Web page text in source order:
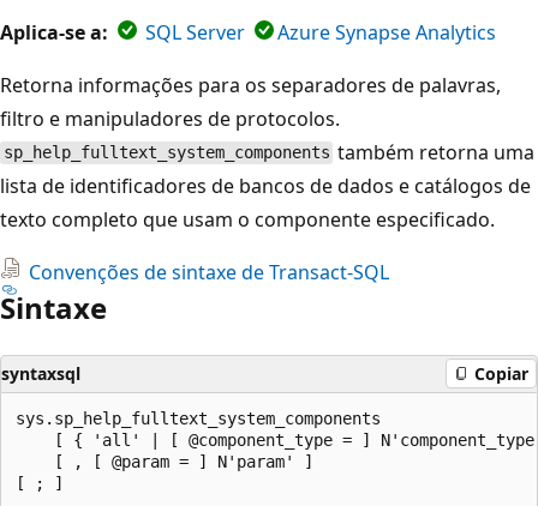
Aplica-se a: SQL Server
Azure Synapse Analytics
Retorna informações para os separadores de palavras,
filtro e manipuladores de protocolos.
sp_help_fulltext_system_components também retorna uma
lista de identificadores de bancos de dados e catálogos de
texto completo que usam o componente especificado.
Convenções de sintaxe de Transact-SQL
Sintaxe
syntaxsql Copiar
sys.sp_help_fulltext_system_components
[ { 'all' | [ @component_type = ]
    [ , [ @param = ] N'param' ]